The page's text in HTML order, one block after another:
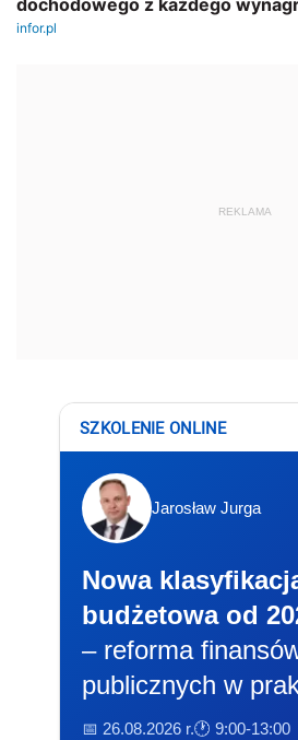
REKLAMA
SZKOLENIE ONLINE
Jarosław Jurga
Nowa
budżetowa od
– reforma
publicznych w
📅 26.08.2026 r.🕐 9:00-13:00